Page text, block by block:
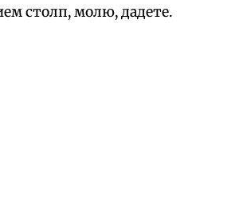
столп, молю, дадете.